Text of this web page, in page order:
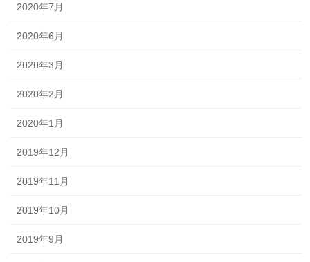
2020年7月
2020年6月
2020年3月
2020年2月
2020年1月
2019年12月
2019年11月
2019年10月
2019年9月